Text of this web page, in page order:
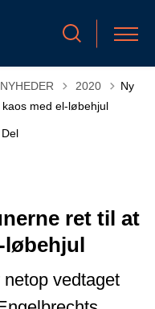
NYHEDER Tilbage til
2020
Ny
med el-løbehjul
Del
ret til at
løbehjul
vedtaget